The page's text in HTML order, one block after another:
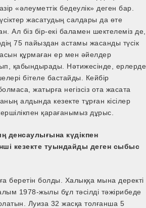
«әлеуметтік бедеулік» деген бар.
жасатудың салдары да өте
Ал біз бір-екі баламен шектелеміз де,
75 пайыздан астамы жасанды түсік
құрмаған ер мен әйелдер
қабындырады. Нәтижесінде, ерлерде
бітеле бастайды. Кейбір
жатырға негізсіз ота жасата
алдында кезекте тұрған кісілер
қарағанымыз дұрыс.
денсаулығына күдікпен
кезекте туындайды деген сыбыс
беретін болды. Халыққа мына деректі
1978­-жылы бұл тәсілді тәжірибеде
Луиза 32 жасқа толғанша 5